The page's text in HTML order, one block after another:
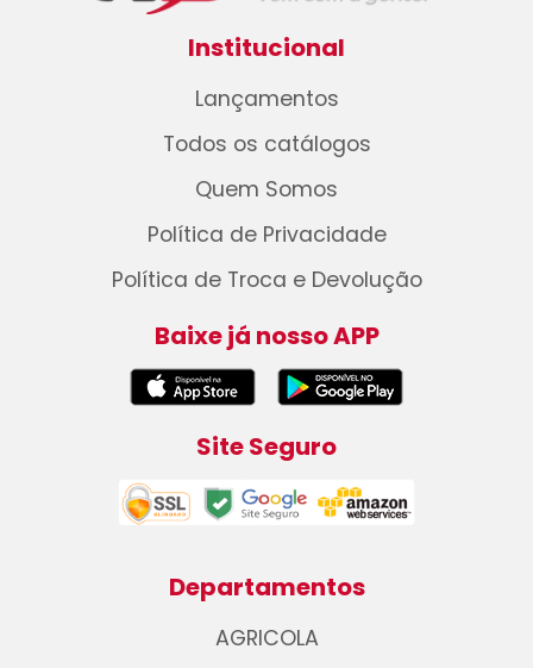
Institucional
Lançamentos
Todos os catálogos
Quem Somos
Política de Privacidade
Política de Troca e Devolução
Baixe já nosso APP
Site Seguro
Departamentos
AGRICOLA